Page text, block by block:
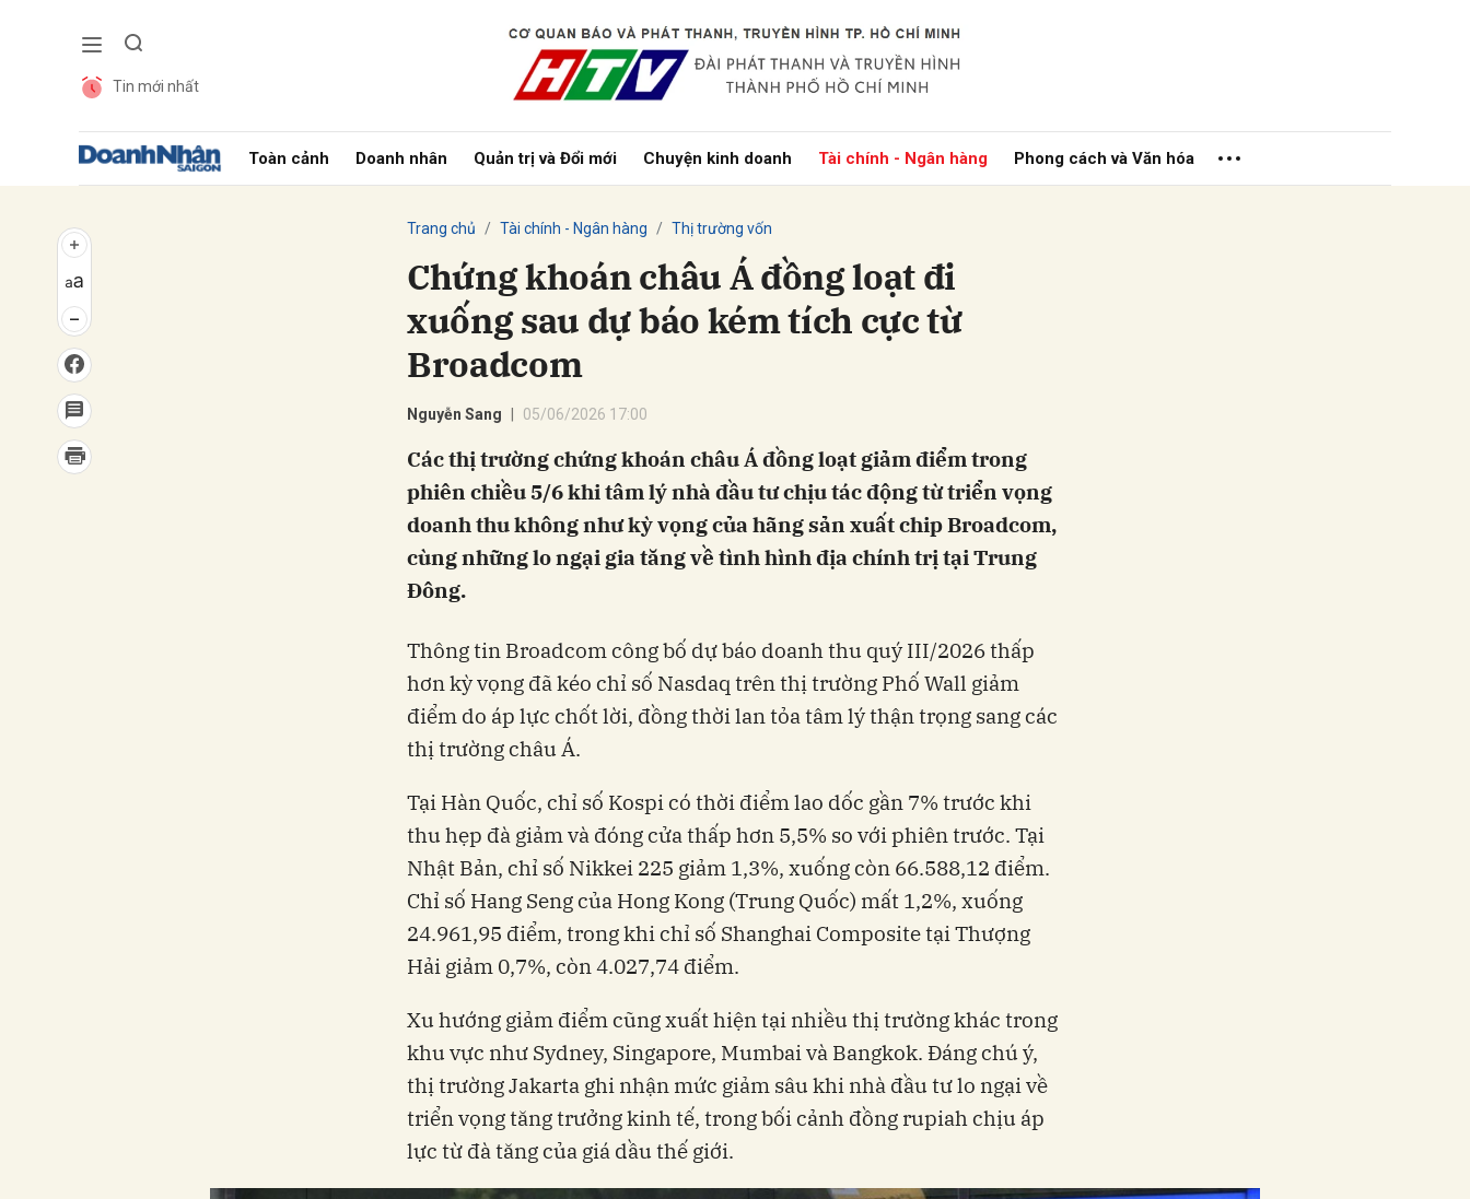
Tin mới nhất
Toàn cảnh Doanh nhân Quản trị và Đổi mới Chuyện kinh doanh Tài chính - Ngân hàng Phong cách và Văn hóa
Trang chủ Tài chính - Ngân hàng Thị trường vốn
Chứng khoán châu Á đồng loạt đi
xuống sau dự báo kém tích cực từ
Broadcom
Nguyễn Sang 05/06/2026 17:00
Các thị trường chứng khoán châu Á đồng loạt giảm điểm trong
phiên chiều 5/6 khi tâm lý nhà đầu tư chịu tác động từ triển vọng
doanh thu không như kỳ vọng của hãng sản xuất chip Broadcom,
cùng những lo ngại gia tăng về tình hình địa chính trị tại Trung
Đông.
Thông tin Broadcom công bố dự báo doanh thu quý III/2026 thấp
hơn kỳ vọng đã kéo chỉ số Nasdaq trên thị trường Phố Wall giảm
điểm do áp lực chốt lời, đồng thời lan tỏa tâm lý thận trọng sang các
thị trường châu Á.
Tại Hàn Quốc, chỉ số Kospi có thời điểm lao dốc gần 7% trước khi
thu hẹp đà giảm và đóng cửa thấp hơn 5,5% so với phiên trước. Tại
Nhật Bản, chỉ số Nikkei 225 giảm 1,3%, xuống còn 66.588,12 điểm.
Chỉ số Hang Seng của Hong Kong (Trung Quốc) mất 1,2%, xuống
24.961,95 điểm, trong khi chỉ số Shanghai Composite tại Thượng
Hải giảm 0,7%, còn 4.027,74 điểm.
Xu hướng giảm điểm cũng xuất hiện tại nhiều thị trường khác trong
khu vực như Sydney, Singapore, Mumbai và Bangkok. Đáng chú ý,
thị trường Jakarta ghi nhận mức giảm sâu khi nhà đầu tư lo ngại về
triển vọng tăng trưởng kinh tế, trong bối cảnh đồng rupiah chịu áp
lực từ đà tăng của giá dầu thế giới.